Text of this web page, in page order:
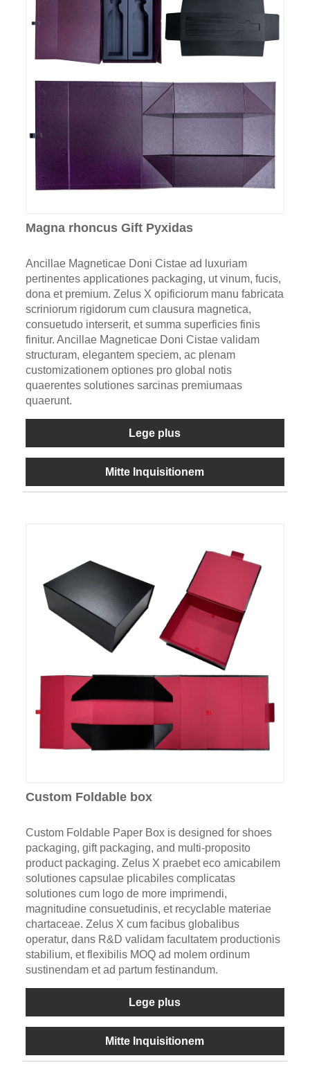
Magna rhoncus Gift Pyxidas
Ancillae Magneticae Doni Cistae ad luxuriam
pertinentes applicationes packaging, ut vinum, fucis,
dona et premium. Zelus X opificiorum manu fabricata
scriniorum rigidorum cum clausura magnetica,
consuetudo interserit, et summa superficies finis
finitur. Ancillae Magneticae Doni Cistae validam
structuram, elegantem speciem, ac plenam
customizationem optiones pro global notis
quaerentes solutiones sarcinas premiumaas
quaerunt.
Lege plus
Mitte Inquisitionem
Custom Foldable box
Custom Foldable Paper Box is designed for shoes
packaging, gift packaging, and multi-proposito
product packaging. Zelus X praebet eco amicabilem
solutiones capsulae plicabiles complicatas
solutiones cum logo de more imprimendi,
magnitudine consuetudinis, et recyclable materiae
chartaceae. Zelus X cum facibus globalibus
operatur, dans R&D validam facultatem productionis
stabilium, et flexibilis MOQ ad molem ordinum
sustinendam et ad partum festinandum.
Lege plus
Mitte Inquisitionem